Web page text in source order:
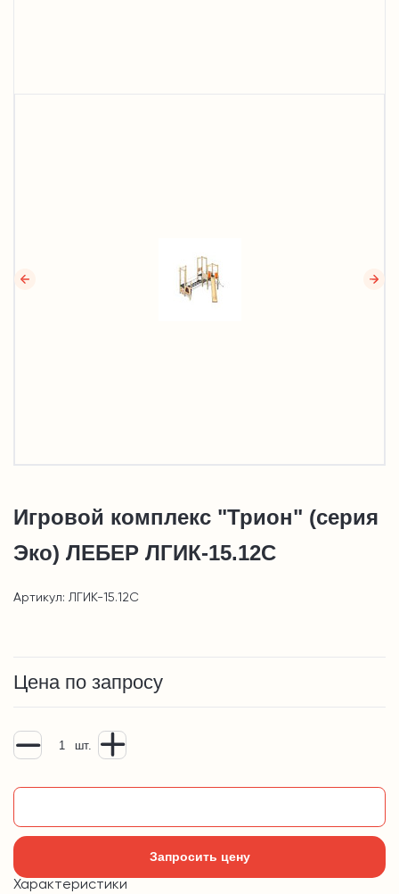
Игровой комплекс "Трион" (серия
Эко) ЛЕБЕР ЛГИК-15.12С
Артикул: ЛГИК-15.12С
Цена по запросу
шт.
Запросить цену
Характеристики